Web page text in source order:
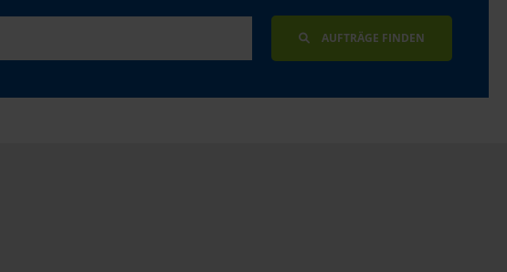
AUFTRÄGE FINDEN